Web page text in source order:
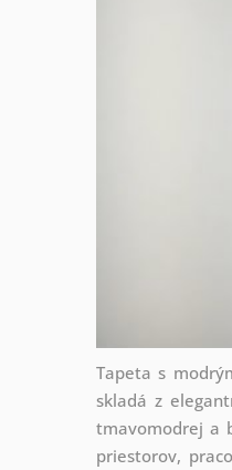
Tapeta s
skladá z
tmavomodrej a
priestorov,